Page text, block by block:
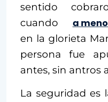
sentido
cuando a
en la glorieta
persona fue
antes, sin antros
La seguridad es